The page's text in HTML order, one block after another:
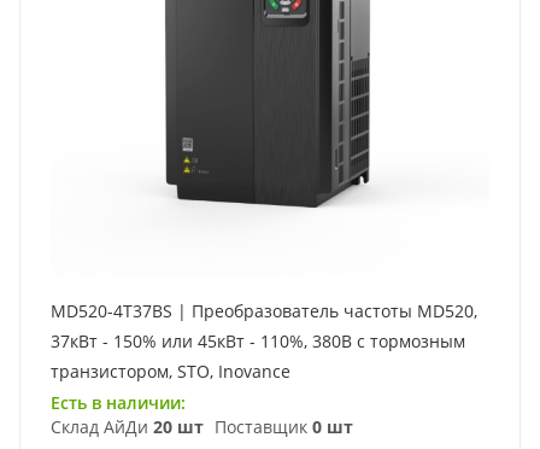
MD520-4T37BS | Преобразователь частоты MD520,
37кВт - 150% или 45кВт - 110%, 380В с тормозным
транзистором, STO, Inovance
Есть в наличии:
Склад АйДи 20 шт Поставщик 0 шт